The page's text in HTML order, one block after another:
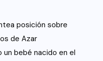
posición sobre
de Azar
un bebé nacido en el